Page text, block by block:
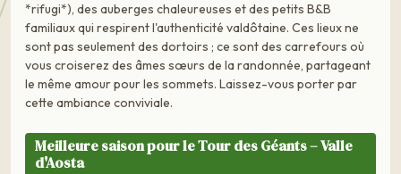
*rifugi*), des auberges chaleureuses et des petits B&B
familiaux qui respirent l'authenticité valdôtaine. Ces lieux ne
sont pas seulement des dortoirs ; ce sont des carrefours où
vous croiserez des âmes sœurs de la randonnée, partageant
le même amour pour les sommets. Laissez-vous porter par
cette ambiance conviviale.
Meilleure saison pour le Tour des Géants – Valle
d'Aosta